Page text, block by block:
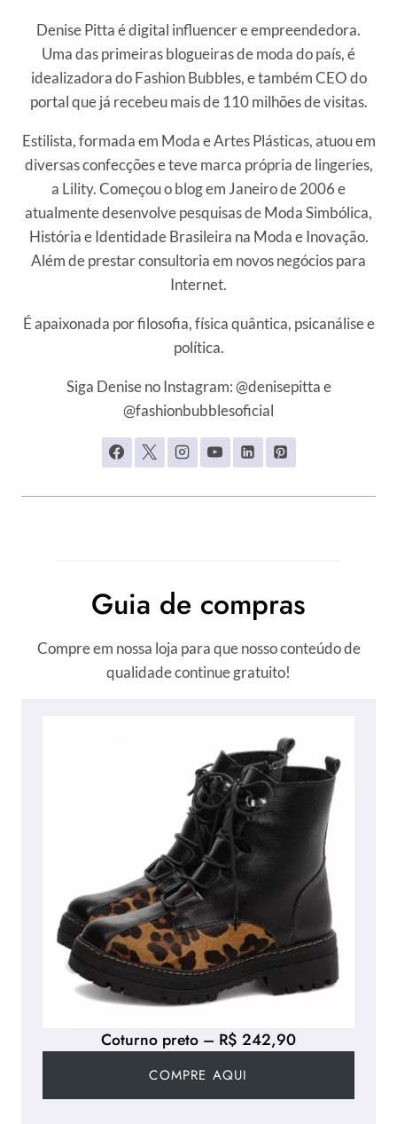
Denise Pitta é digital influencer e empreendedora.
Uma das primeiras blogueiras de moda do país, é
idealizadora do Fashion Bubbles, e também CEO do
portal que já recebeu mais de 110 milhões de visitas.
Estilista, formada em Moda e Artes Plásticas, atuou em
diversas confecções e teve marca própria de lingeries,
a Lility. Começou o blog em Janeiro de 2006 e
atualmente desenvolve pesquisas de Moda Simbólica,
História e Identidade Brasileira na Moda e Inovação.
Além de prestar consultoria em novos negócios para
Internet.
É apaixonada por filosofia, física quântica, psicanálise e
política.
Siga Denise no Instagram: @denisepitta e
@fashionbubblesoficial
Guia de compras
Compre em nossa loja para que nosso conteúdo de
qualidade continue gratuito!
Coturno preto – R$ 242,90
COMPRE AQUI